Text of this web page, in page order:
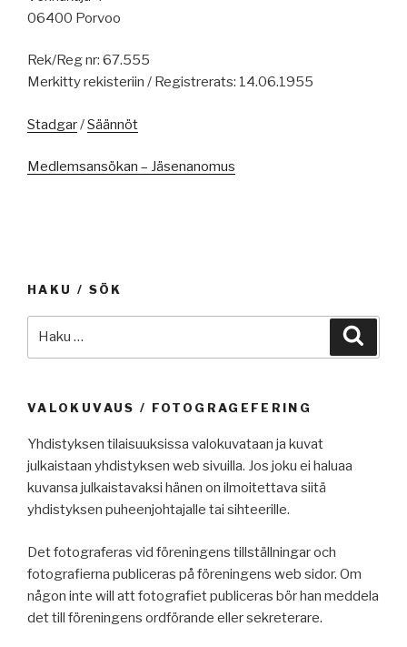
06400 Porvoo
Rek/Reg nr: 67.555
Merkitty rekisteriin / Registrerats: 14.06.1955
Stadgar/Säännöt
Medlemsansökan – Jäsenanomus
HAKU / SÖK
VALOKUVAUS / FOTOGRAGEFERING
Yhdistyksen tilaisuuksissa valokuvataan ja kuvat
julkaistaan yhdistyksen web sivuilla. Jos joku ei haluaa
kuvansa julkaistavaksi hänen on ilmoitettava siitä
yhdistyksen puheenjohtajalle tai sihteerille.
Det fotograferas vid föreningens tillställningar och
fotografierna publiceras på föreningens web sidor. Om
någon inte will att fotografiet publiceras bör han meddela
det till föreningens ordförande eller sekreterare.